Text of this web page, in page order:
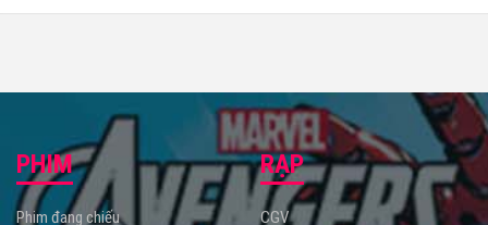
PHIM
Phim đang chiếu
RẠP
CGV